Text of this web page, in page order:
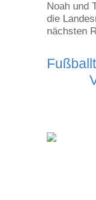
Noah und
die
nächsten